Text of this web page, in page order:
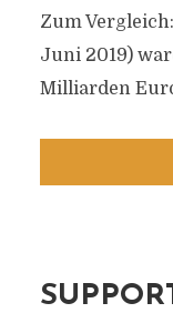
Zum
Juni 2019)
Milliarden